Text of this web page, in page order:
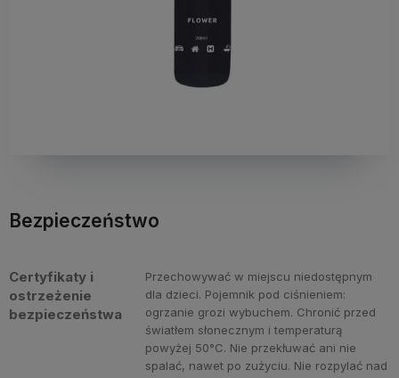
Bezpieczeństwo
Certyfikaty i
ostrzeżenie
bezpieczeństwa
Przechowywać w miejscu niedostępnym
dla dzieci. Pojemnik pod ciśnieniem:
ogrzanie grozi wybuchem. Chronić przed
światłem słonecznym i temperaturą
powyżej 50°C. Nie przekłuwać ani nie
spalać, nawet po zużyciu. Nie rozpylać nad